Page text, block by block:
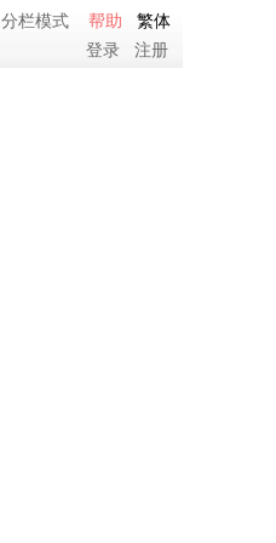
分栏模式 帮助
繁体
登录
注册